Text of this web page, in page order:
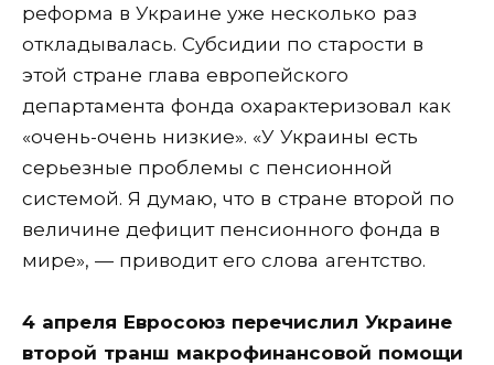
реформа в Украине уже несколько раз
откладывалась. Субсидии по старости в
этой стране глава европейского
департамента фонда охарактеризовал как
«очень-очень низкие». «У Украины есть
серьезные проблемы с пенсионной
системой. Я думаю, что в стране второй по
величине дефицит пенсионного фонда в
мире», — приводит его слова агентство.
4 апреля Евросоюз перечислил Украине
второй транш макрофинансовой помощи